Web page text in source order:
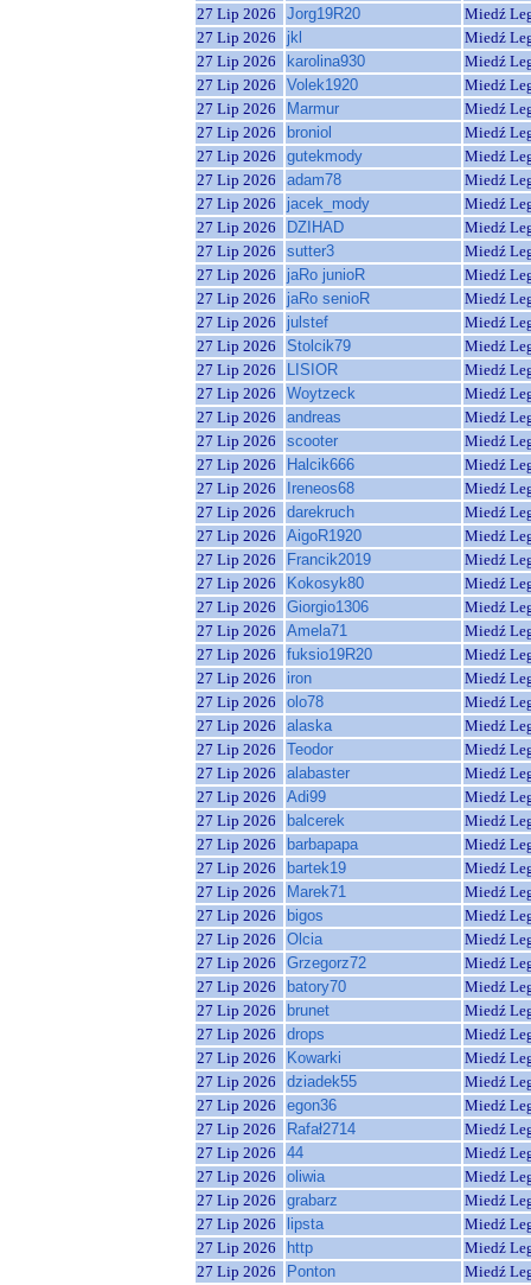
27 Lip 2026
Jorg19R20
Miedź
27 Lip 2026
jkl
Miedź
27 Lip 2026
karolina930
Miedź
27 Lip 2026
Volek1920
Miedź
27 Lip 2026
Marmur
Miedź
27 Lip 2026
broniol
Miedź
27 Lip 2026
gutekmody
Miedź
27 Lip 2026
adam78
Miedź
27 Lip 2026
jacek_mody
Miedź
27 Lip 2026
DZIHAD
Miedź
27 Lip 2026
sutter3
Miedź
27 Lip 2026
jaRo junioR
Miedź
27 Lip 2026
jaRo senioR
Miedź
27 Lip 2026
julstef
Miedź
27 Lip 2026
Stolcik79
Miedź
27 Lip 2026
LISIOR
Miedź
27 Lip 2026
Woytzeck
Miedź
27 Lip 2026
andreas
Miedź
27 Lip 2026
scooter
Miedź
27 Lip 2026
Halcik666
Miedź
27 Lip 2026
Ireneos68
Miedź
27 Lip 2026
darekruch
Miedź
27 Lip 2026
AigoR1920
Miedź
27 Lip 2026
Francik2019
Miedź
27 Lip 2026
Kokosyk80
Miedź
27 Lip 2026
Giorgio1306
Miedź
27 Lip 2026
Amela71
Miedź
27 Lip 2026
fuksio19R20
Miedź
27 Lip 2026
iron
Miedź
27 Lip 2026
olo78
Miedź
27 Lip 2026
alaska
Miedź
27 Lip 2026
Teodor
Miedź
27 Lip 2026
alabaster
Miedź
27 Lip 2026
Adi99
Miedź
27 Lip 2026
balcerek
Miedź
27 Lip 2026
barbapapa
Miedź
27 Lip 2026
bartek19
Miedź
27 Lip 2026
Marek71
Miedź
27 Lip 2026
bigos
Miedź
27 Lip 2026
Olcia
Miedź
27 Lip 2026
Grzegorz72
Miedź
27 Lip 2026
batory70
Miedź
27 Lip 2026
brunet
Miedź
27 Lip 2026
drops
Miedź
27 Lip 2026
Kowarki
Miedź
27 Lip 2026
dziadek55
Miedź
27 Lip 2026
egon36
Miedź
27 Lip 2026
Rafał2714
Miedź
27 Lip 2026
44
Miedź
27 Lip 2026
oliwia
Miedź
27 Lip 2026
grabarz
Miedź
27 Lip 2026
lipsta
Miedź
27 Lip 2026
http
Miedź
27 Lip 2026
Ponton
Miedź